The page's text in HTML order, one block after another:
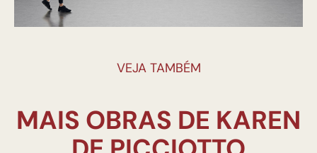
VEJA TAMBÉM
MAIS OBRAS DE KAREN